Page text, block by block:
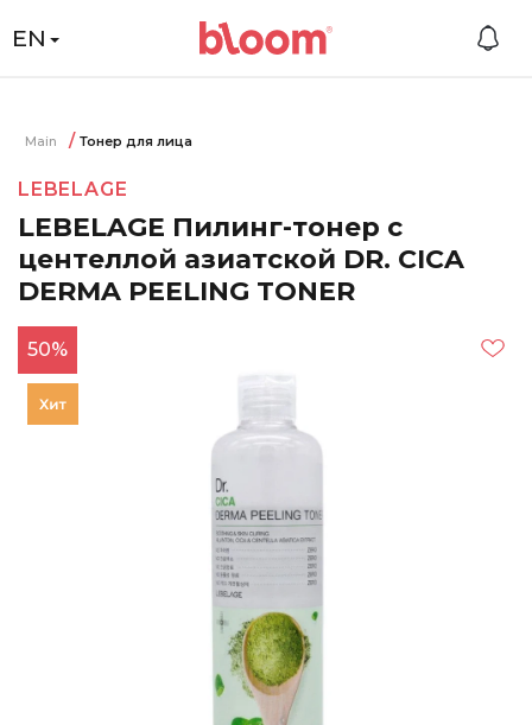
EN
Main Тонер для лица
LEBELAGE
LEBELAGE Пилинг-тонер с
центеллой азиатской DR. CICA
DERMA PEELING TONER
50%